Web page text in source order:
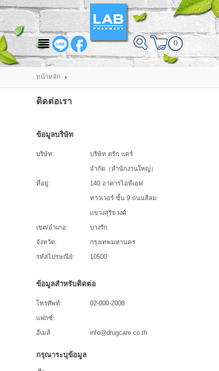
สินค้าที่สนใจ
HOME
ABOUT LAB PHARMACY
PRODUCT
HOW TO ORDER
แจ้งชำระเงิน
CONTACT US
0
หน้าหลัก
ติดต่อเรา
ข้อมูลบริษัท
บริษัท:
บริษัท ดรัก แคร์
จำกัด（สำนักงานใหญ่）
ที่อยู่:
140 อาคารไอทีเอฟ
ทาวเวอร์ ชั้น 9 ถนนสีลม
แขวงสุริยวงศ์
เขต/อำเภอ:
บางรัก
จังหวัด:
กรุงเทพมหานคร
รหัสไปรษณีย์:
10500
ข้อมูลสำหรับติดต่อ
โทรศัพท์:
02-000-2008
แฟกซ์:
อีเมล์
info@drugcare.co.th
กรุณาระบุข้อมูล